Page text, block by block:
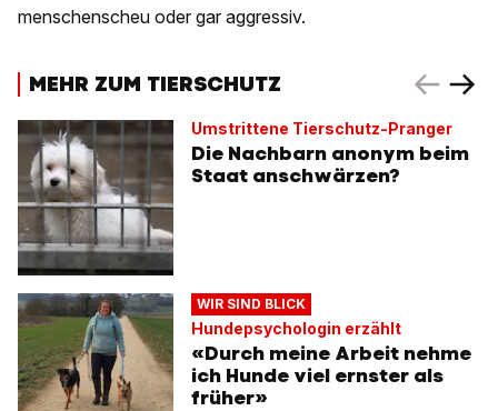
menschenscheu oder gar aggressiv.
MEHR ZUM TIERSCHUTZ
Umstrittene Tierschutz-Pranger
Die Nachbarn anonym beim
Staat anschwärzen?
WIR SIND BLICK
Hundepsychologin erzählt
«Durch meine Arbeit nehme
ich Hunde viel ernster als
früher»